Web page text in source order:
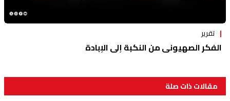
تقرير
الفكر الصهيوني من النكبة إلى الإبادة
مقالات ذات صلة